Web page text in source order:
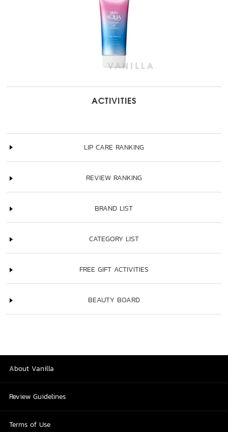
ACTIVITIES
LIP CARE RANKING
REVIEW RANKING
BRAND LIST
CATEGORY LIST
FREE GIFT ACTIVITIES
BEAUTY BOARD
About Vanilla
Review Guidelines
Terms of Use